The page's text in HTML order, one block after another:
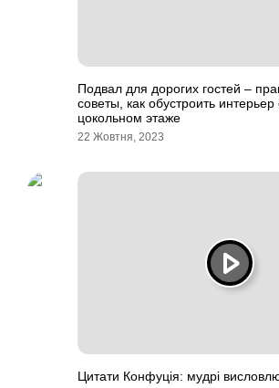
Подвал для дорогих гостей –
советы, как обустроить
цокольном этаже
22 Жовтня, 2023
Цитати Конфуція: мудрі